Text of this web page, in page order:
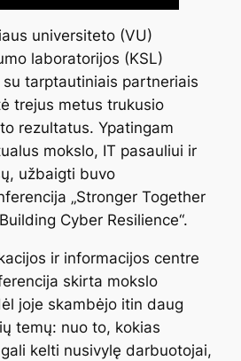
universiteto (VU)
laboratorijos (KSL)
tarptautiniais partneriais
trejus metus trukusio
rezultatus. Ypatingam
mokslo, IT pasauliui ir
užbaigti buvo
„Stronger Together
Cyber Resilience“.
ir informacijos centre
skirta mokslo
joje skambėjo itin daug
temų: nuo to, kokias
kelti nusivylę darbuotojai,